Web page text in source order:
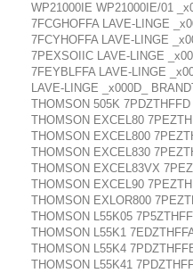
WP21000IE WP21000IE/01
7FCGHOFFA LAVE-LINGE
7FCYHOFFA LAVE-LINGE
7PEXSOIIC LAVE-LINGE
7FEYBLFFA LAVE-LINGE
LAVE-LINGE _x000D_
THOMSON 505K 7PDZTHFFD
THOMSON EXCEL80
THOMSON EXCEL800
THOMSON EXCEL830
THOMSON EXCEL83VX
THOMSON EXCEL90
THOMSON EXLOR800
THOMSON L55K05
THOMSON L55K1
THOMSON L55K4
THOMSON L55K41